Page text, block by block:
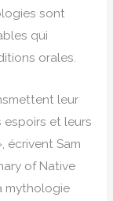
sont
qui
orales.
leur
espoirs et leurs
écrivent Sam
of Native
mythologie